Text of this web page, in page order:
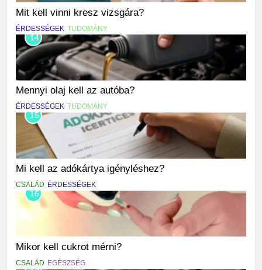
Mit kell vinni kresz vizsgára?
ÉRDESSÉGEK TUDOMÁNY
14
Mennyi olaj kell az autóba?
ÉRDESSÉGEK TUDOMÁNY
15
Mi kell az adókártya igényléshez?
CSALÁD ÉRDESSÉGEK
16
Mikor kell cukrot mérni?
CSALÁD EGÉSZSÉG